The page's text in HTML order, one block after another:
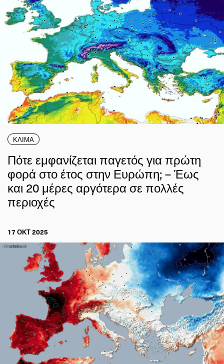
ΚΛΙΜΑ
Πότε εμφανίζεται παγετός για πρώτη
φορά στο έτος στην Ευρώπη; – Έως
και 20 μέρες αργότερα σε πολλές
περιοχές
17 ΟΚΤ 2025